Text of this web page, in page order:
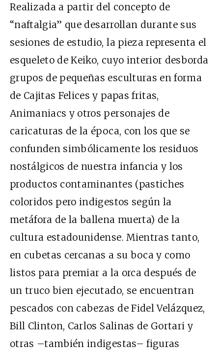
Realizada a partir del concepto de
“naftalgia” que desarrollan durante sus
sesiones de estudio, la pieza representa el
esqueleto de Keiko, cuyo interior desborda
grupos de pequeñas esculturas en forma
de Cajitas Felices y papas fritas,
Animaniacs y otros personajes de
caricaturas de la época, con los que se
confunden simbólicamente los residuos
nostálgicos de nuestra infancia y los
productos contaminantes (pastiches
coloridos pero indigestos según la
metáfora de la ballena muerta) de la
cultura estadounidense. Mientras tanto,
en cubetas cercanas a su boca y como
listos para premiar a la orca después de
un truco bien ejecutado, se encuentran
pescados con cabezas de Fidel Velázquez,
Bill Clinton, Carlos Salinas de Gortari y
otras –también indigestas– figuras